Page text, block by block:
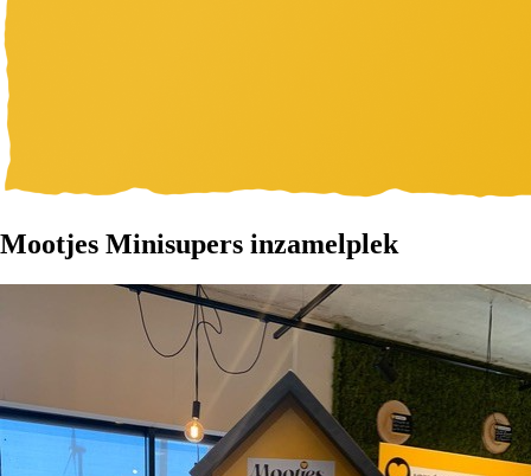
Mootjes Minisupers inzamelplek